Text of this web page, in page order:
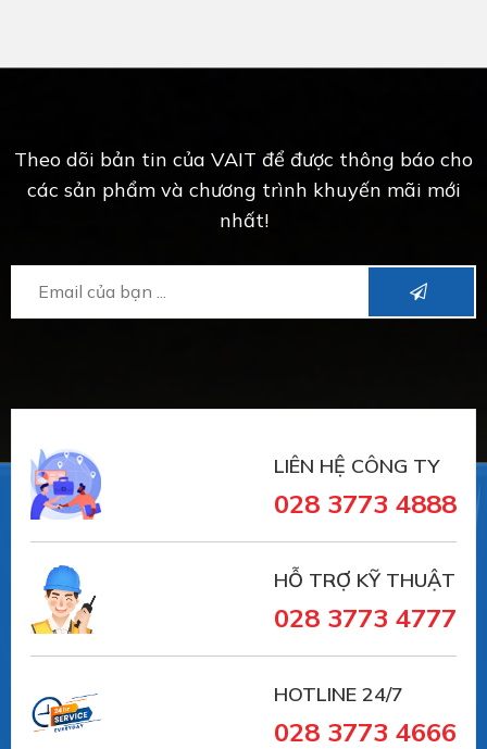
Theo dõi bản tin của VAIT để được thông báo cho
các sản phẩm và chương trình khuyến mãi mới
nhất!
LIÊN HỆ CÔNG TY
028 3773 4888
HỖ TRỢ KỸ THUẬT
028 3773 4777
HOTLINE 24/7
028 3773 4666